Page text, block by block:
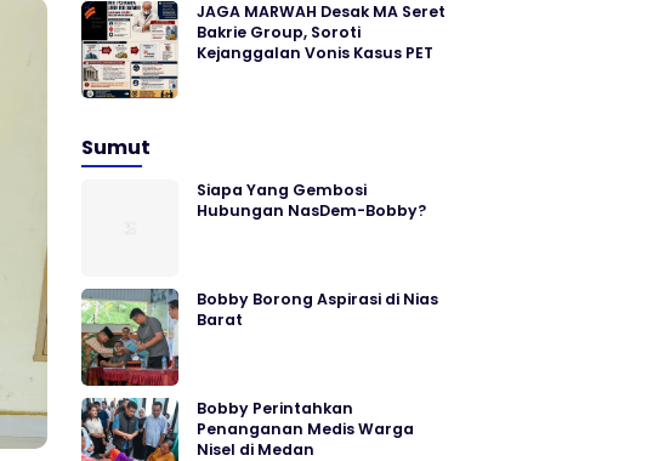
JAGA MARWAH Desak MA Seret
Bakrie Group, Soroti
Kejanggalan Vonis Kasus PET
Sumut
Siapa Yang Gembosi
Hubungan NasDem-Bobby?
Bobby Borong Aspirasi di Nias
Barat
Bobby Perintahkan
Penanganan Medis Warga
Nisel di Medan